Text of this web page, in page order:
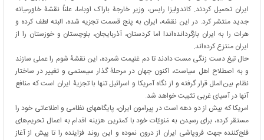
ایران تحمیل کردند. کاندولیزا رایس، وزیر خارجۀ باراک اوباما، علناً نقشۀ خاورمیانه
جدید منتشر کرد. در این نقشه، ایران به پنج قسمت تجزیه شده، البته لطف کرده و
هرات را به ایران بازگردانده‌اند! اما کردستان، آذربایجان، بلوچستان و خوزستان را از
ایران منتزع کرده‌اند.
حال تیغ دست زنگی مست دادند تا دم غنیمت شمرده، این نقشۀ شوم را عملی سازند
و به اصطلاح اهل سیاست، اکنون جهان در مرحلۀ گذار سیستمی و تغییر در ساختار
نظام بین‌الملل قرار گرفته و از نگاه آمریکا و اسرائیل تنها با تجزیۀ ایران است که منافع
آنها در آسیای غربی تثبیت خواهد شد.
امریکا که بیش از دو دهه است در پیرامون ایران، پایگاههای نظامی و اطلاعاتی خود را
مستقر کرده، برای رسیدن به مَنویّات خود با کمترین هزینه اقدام به اعمال تحریم‌های
فلج‌کننده جهت فروپاشی ایران از درون نموده و این روند فزاینده را تا پیش از آغاز